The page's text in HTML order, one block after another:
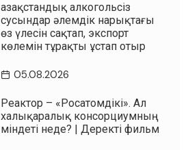
Қазақстандық алкогольсіз
сусындар әлемдік нарықтағы
өз үлесін сақтап, экспорт
көлемін тұрақты ұстап отыр
05.08.2026
Реактор – «Росатомдікі». Ал
халықаралық консорциумның
міндеті неде? | Деректі фильм